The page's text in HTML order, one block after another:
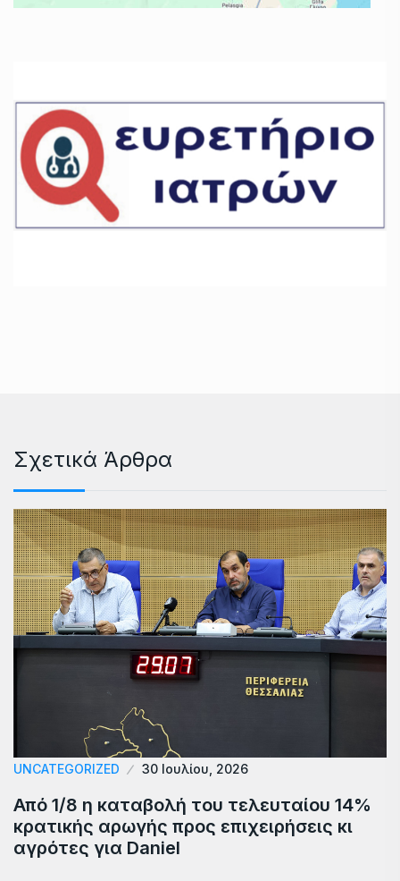
Σχετικά Άρθρα
UNCATEGORIZED 30 Ιουλίου, 2026
Από 1/8 η καταβολή του τελευταίου 14%
κρατικής αρωγής προς επιχειρήσεις κι
αγρότες για Daniel